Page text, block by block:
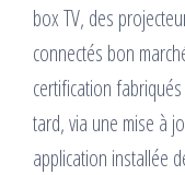
box TV, des
connectés bon
certification
tard, via une mise à
application installée